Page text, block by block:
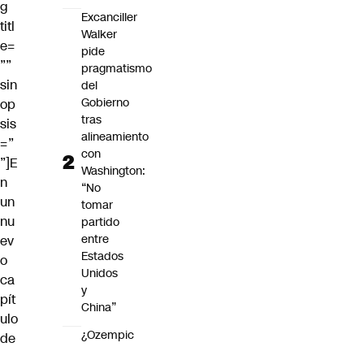
g
titl
e=
””
sin
op
sis
=”
”]E
n
un
nu
ev
o
ca
pít
ulo
de
Excanciller
Walker
pide
pragmatismo
del
Gobierno
tras
alineamiento
con
Washington:
“No
tomar
partido
entre
Estados
Unidos
y
China”
¿Ozempic